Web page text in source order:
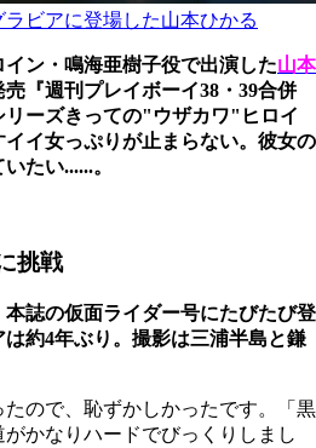
ラビアに登場した山本ひかる
イン・鳴海亜樹子役で出演した山本
『週刊プレイボーイ38・39合併
ーズきっての"ウザカワ"ヒロイ
イ女っぷりが止まらない。彼女の
たい......。
挑戦
誌の仮面ライダー号にたびたび登
約4年ぶり。撮影は三浦半島と鎌
ので、恥ずかしかったです。「黒
かなりハードでびっくりしまし